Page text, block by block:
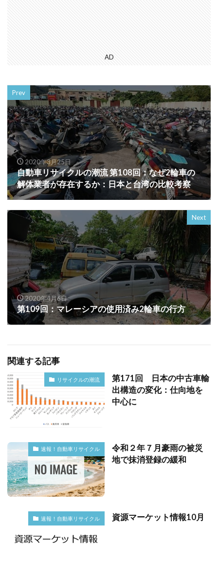
AD
Prev
2020年3月25日
自動車リサイクルの潮流 第108回：なぜ2輪車の
解体業者が存在するか：日本と台湾の比較考察
Next
2020年4月6日
第109回：マレーシアの使用済み2輪車の行方
関連する記事
リサイクルの潮流
第171回 日本の中古車輸
出構造の変化：仕向地を
中心に
速報！自動車リサイクル
令和２年７月豪雨の被災
地で抹消登録の緩和
速報！自動車リサイクル 資源マーケット情報10月